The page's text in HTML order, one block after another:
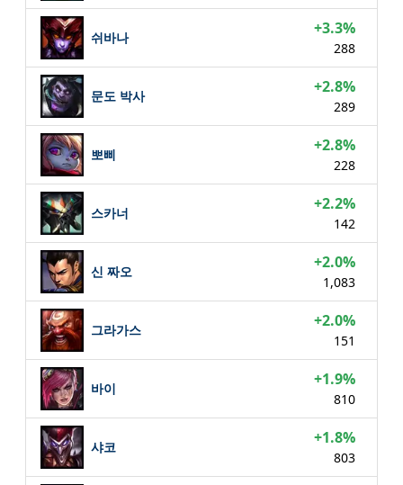
쉬바나 +3.3%
288
문도 박사 +2.8%
289
뽀삐 +2.8%
228
스카너 +2.2%
142
신 짜오 +2.0%
1,083
그라가스 +2.0%
151
바이 +1.9%
810
샤코 +1.8%
803